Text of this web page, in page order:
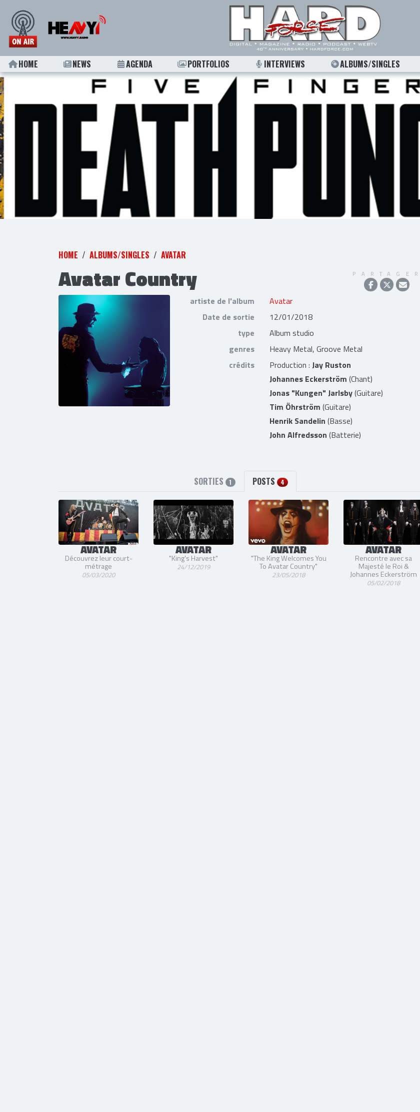
HOME NEWS AGENDA PORTFOLIOS INTERVIEWS ALBUMS/SINGLES
HOME ALBUMS/SINGLES AVATAR
Avatar Country PARTAGER
artiste de l'album
Avatar
Date de sortie
12/01/2018
type
Album studio
genres
Heavy Metal, Groove Metal
crédits
Production :Jay Ruston
Johannes Eckerström (Chant)
Jonas "Kungen" Jarlsby(Guitare)
Tim Öhrström (Guitare)
Henrik Sandelin (Basse)
John Alfredsson (Batterie)
SORTIES 1 POSTS 4
AVATAR
Découvrez leur court-
métrage
05/03/2020
AVATAR
"King's Harvest"
24/12/2019
AVATAR
"The King Welcomes You
To Avatar Country"
23/05/2018
AVATAR
Rencontre avec sa
Majesté le Roi &
Johannes Eckerström
05/02/2018